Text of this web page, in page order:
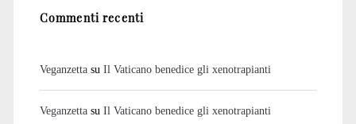
Commenti recenti
Veganzettasu Il Vaticano benedice gli xenotrapianti
Veganzettasu Il Vaticano benedice gli xenotrapianti